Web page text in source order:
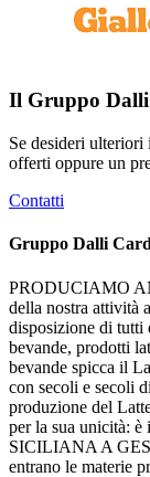
Il Gruppo
Se desideri
offerti oppure un
Contatti
Gruppo Dalli
PRODUCIAMO
della nostra attività
disposizione di tutti
bevande, prodotti
bevande spicca il
con secoli e secoli
produzione del
per la sua unicità:
SICILIANA A
entrano le materie